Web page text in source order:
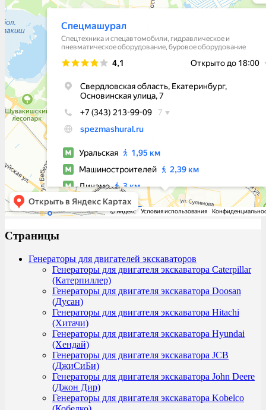
Страницы
Генераторы для двигателей экскаваторов
Генераторы для двигателя экскаватора Caterpillar
(Катерпиллер)
Генераторы для двигателя экскаватора Doosan
(Дусан)
Генераторы для двигателя экскаватора Hitachi
(Хитачи)
Генераторы для двигателя экскаватора Hyundai
(Хендай)
Генераторы для двигателя экскаватора JCB
(ДжиСиБи)
Генераторы для двигателя экскаватора John Deere
(Джон Дир)
Генераторы для двигателя экскаватора Kobelco